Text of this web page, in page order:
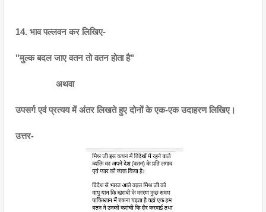
14. भाव पल्लवन कर लिखिए-
"मुल्क बदल जाए वतन तो वतन होता है"
अथवा
उपसर्ग एवं प्रत्यय में अंतर लिखते हुए दोनों के एक-एक उदाहरण लिखिए।
उत्तर-